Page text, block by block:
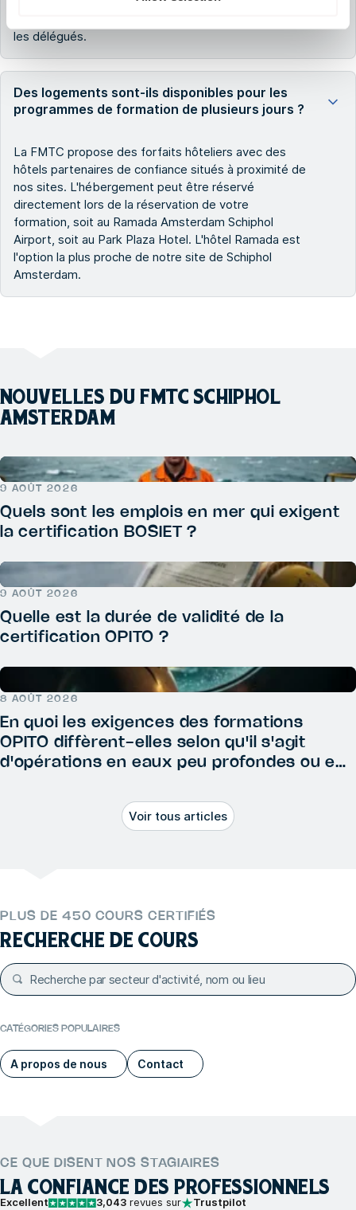
les délégués.
Des logements sont-ils disponibles pour les
programmes de formation de plusieurs jours ?
La FMTC propose des forfaits hôteliers avec des
hôtels partenaires de confiance situés à proximité de
nos sites. L'hébergement peut être réservé
directement lors de la réservation de votre
formation, soit au Ramada Amsterdam Schiphol
Airport, soit au Park Plaza Hotel. L'hôtel Ramada est
l'option la plus proche de notre site de Schiphol
Amsterdam.
NOUVELLES DU FMTC SCHIPHOL
AMSTERDAM
9 AOÛT 2026
Quels sont les emplois en mer qui exigent
la certification BOSIET ?
9 AOÛT 2026
Quelle est la durée de validité de la
certification OPITO ?
8 AOÛT 2026
En quoi les exigences des formations
OPITO diffèrent-elles selon qu'il s'agit
d'opérations en eaux peu profondes ou en
Voir tous articles
PLUS DE 450 COURS CERTIFIÉS
RECHERCHE DE COURS
CATÉGORIES POPULAIRES
A propos de nous Contact
CE QUE DISENT NOS STAGIAIRES
LA CONFIANCE DES PROFESSIONNELS
Excellent 3,043 revues sur Trustpilot